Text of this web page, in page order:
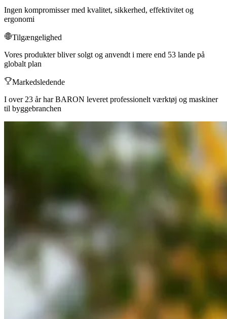
Ingen kompromisser med kvalitet, sikkerhed, effektivitet og
ergonomi
Tilgængelighed
Vores produkter bliver solgt og anvendt i mere end 53 lande på
globalt plan
Markedsledende
I over 23 år har BARON leveret professionelt værktøj og maskiner
til byggebranchen